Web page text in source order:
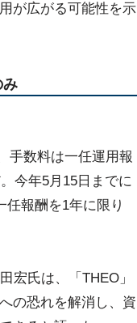
が広がる可能性を示
み
手数料は一任運用報
今年5月15日までに
任報酬を1年に限り
宏氏は、「THEO」
の恐れを解消し、資